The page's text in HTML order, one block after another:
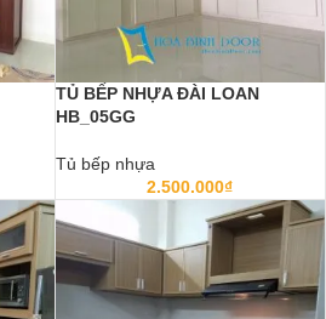
TỦ BẾP NHỰA ĐÀI LOAN
HB_05GG
Tủ bếp nhựa
2.500.000₫